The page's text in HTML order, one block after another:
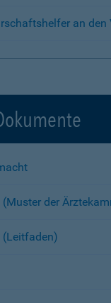
an den
der
(Leitfaden)